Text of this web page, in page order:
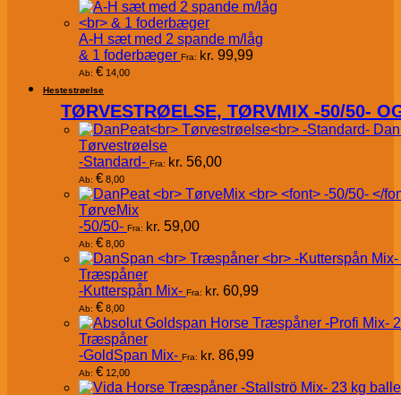
A-H sæt med 2 spande m/låg
& 1 foderbæger Fra: kr. 99,99
Ab: € 14,00
Hestestrøelse
TØRVESTRØELSE, TØRVMIX -50/50-
Tørvestrøelse
-Standard- Fra: kr. 56,00
Ab: € 8,00
TørveMix
-50/50- Fra: kr. 59,00
Ab: € 8,00
Træspåner
-Kutterspån Mix- Fra: kr. 60,99
Ab: € 8,00
Træspåner
-GoldSpan Mix- Fra: kr. 86,99
Ab: € 12,00